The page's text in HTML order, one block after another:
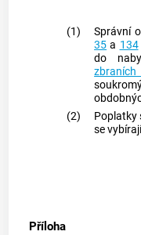
(1) Správní
35 a 134
do
(2)
Poplatky
se
Příloha